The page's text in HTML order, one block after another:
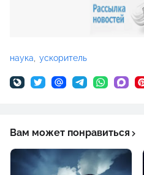
наука ускоритель
Вам может понравиться